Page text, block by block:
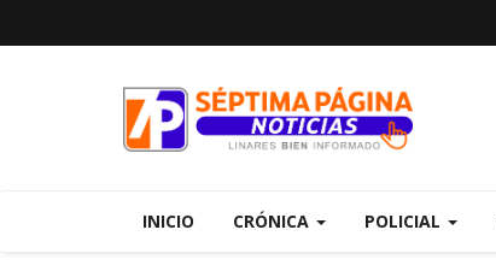
INICIO CRÓNICA POLICIAL